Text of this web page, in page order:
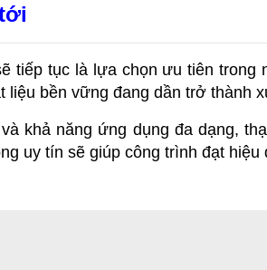
tiếp tục là lựa chọn ưu tiên
bền vững đang dần trở thành
khả năng ứng dụng đa dạng,
uy tín sẽ giúp công trình đạt